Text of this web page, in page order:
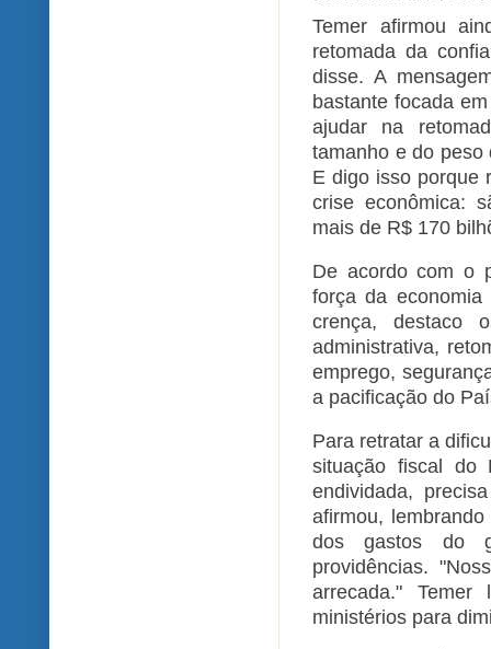
Temer afirmou
retomada da
disse. A
bastante focada
ajudar na
tamanho e do peso
E digo isso porque
crise econômica:
mais de R$ 170
De acordo com o
força da
crença, destaco
administrativa,
emprego,
a pacificação do
Para retratar a
situação fiscal do
endividada,
afirmou,
dos gastos do
providências.
arrecada."
ministérios para